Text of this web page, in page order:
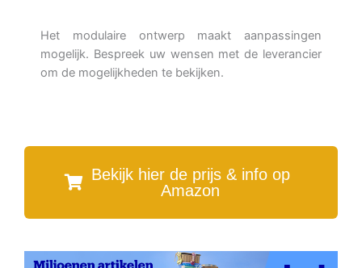
Het modulaire ontwerp maakt aanpassingen
mogelijk. Bespreek uw wensen met de leverancier
om de mogelijkheden te bekijken.
Bekijk hier de prijs & info op
Amazon